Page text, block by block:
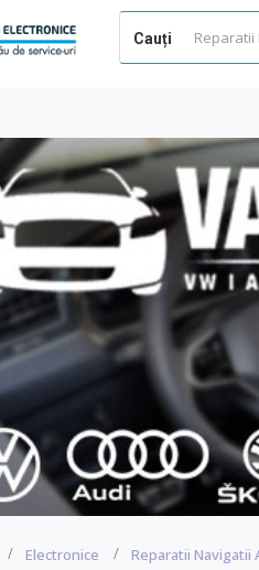
Cauți
Electronice Reparatii Navigatii